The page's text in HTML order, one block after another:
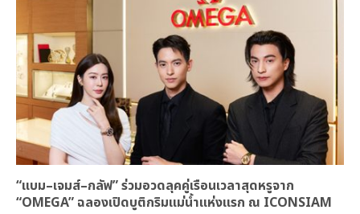
“แบม–เจมส์–กลัฟ” ร่วมอวดลุคคู่เรือนเวลาสุดหรูจาก
“OMEGA” ฉลองเปิดบูติกริมแม่น้ำแห่งแรก ณ ICONSIAM